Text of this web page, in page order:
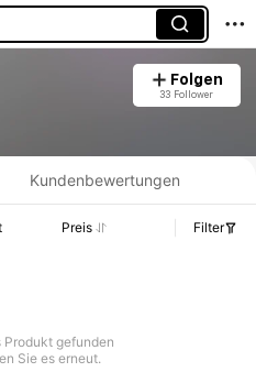
Folgen
33 Follower
und Lagerbestandsdetails.
Kundenbewertungen
Preis Filter
Produkt gefunden
Sie es erneut.